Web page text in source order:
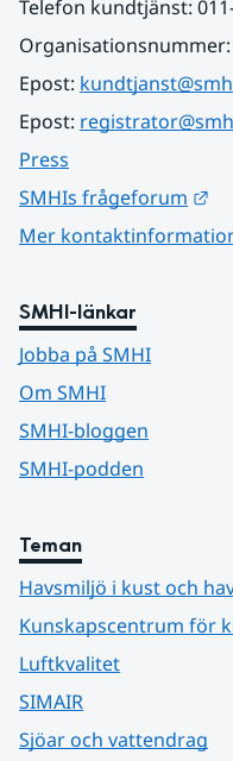
Telefon kundtjänst:
Organisationsnummer:
Epost:
Epost:
Press
SMHIs frågeforum
Mer
SMHI-länkar
Jobba på SMHI
Om SMHI
SMHI-bloggen
SMHI-podden
Teman
Havsmiljö i kust och
Kunskapscentrum för
Luftkvalitet
SIMAIR
Sjöar och vattendrag